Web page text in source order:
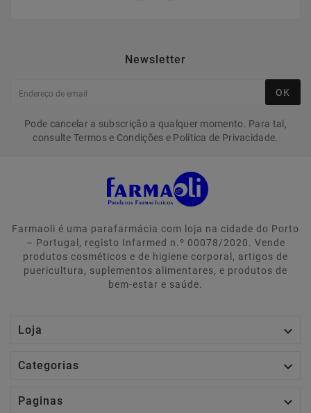
Newsletter
OK
Pode cancelar a subscrição a qualquer momento. Para tal,
consulte Termos e Condições e Política de Privacidade.
Farmaoli é uma parafarmácia com loja na cidade do Porto
– Portugal, registo Infarmed n.º 00078/2020. Vende
produtos cosméticos e de higiene corporal, artigos de
puericultura, suplementos alimentares, e produtos de
bem-estar e saúde.
Loja 
Categorias 
Paginas 